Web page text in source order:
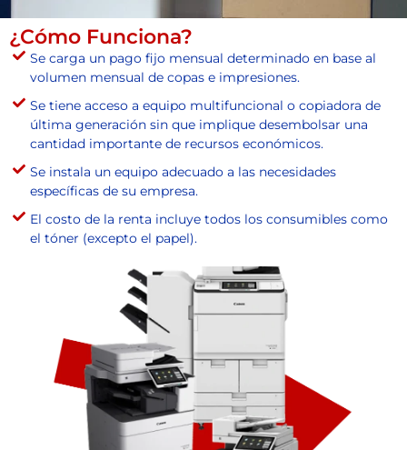
¿Cómo Funciona?
Se carga un pago fijo mensual determinado en base al
volumen mensual de copas e impresiones.
Se tiene acceso a equipo multifuncional o copiadora de
última generación sin que implique desembolsar una
cantidad importante de recursos económicos.
Se instala un equipo adecuado a las necesidades
específicas de su empresa.
El costo de la renta incluye todos los consumibles como
el tóner (excepto el papel).